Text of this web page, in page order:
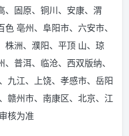
、固原、铜川、安康、渭
亳州、阜阳市、六安市、
株洲、濮阳、平顶 山、琼
普洱、临沧、西双版纳、
九江、上饶、孝感市、岳阳
赣州市、南康区、北京、江
核为准